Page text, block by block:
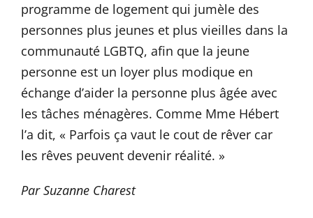
programme de logement qui jumèle des
personnes plus jeunes et plus vieilles dans la
communauté LGBTQ, afin que la jeune
personne est un loyer plus modique en
échange d’aider la personne plus âgée avec
les tâches ménagères. Comme Mme Hébert
l’a dit, « Parfois ça vaut le cout de rêver car
les rêves peuvent devenir réalité. »
Par Suzanne Charest